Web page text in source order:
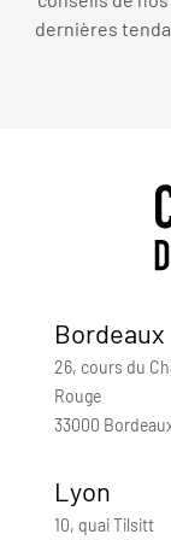
dernières
Bordeaux
26, cours du
Rouge
33000
Lyon
10, quai Tilsitt